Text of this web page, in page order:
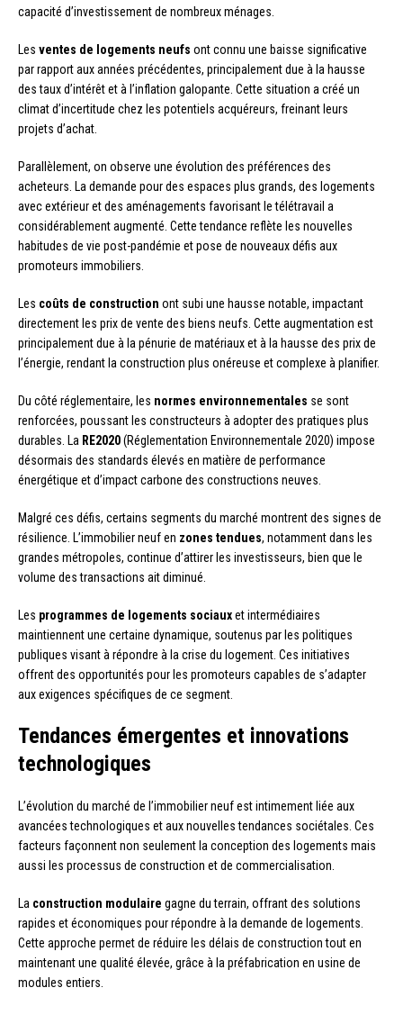
capacité d’investissement de nombreux ménages.
Les ventes de logements neufs ont connu une baisse significative
par rapport aux années précédentes, principalement due à la hausse
des taux d’intérêt et à l’inflation galopante. Cette situation a créé un
climat d’incertitude chez les potentiels acquéreurs, freinant leurs
projets d’achat.
Parallèlement, on observe une évolution des préférences des
acheteurs. La demande pour des espaces plus grands, des logements
avec extérieur et des aménagements favorisant le télétravail a
considérablement augmenté. Cette tendance reflète les nouvelles
habitudes de vie post-pandémie et pose de nouveaux défis aux
promoteurs immobiliers.
Les coûts de construction ont subi une hausse notable, impactant
directement les prix de vente des biens neufs. Cette augmentation est
principalement due à la pénurie de matériaux et à la hausse des prix de
l’énergie, rendant la construction plus onéreuse et complexe à planifier.
Du côté réglementaire, les normes environnementales se sont
renforcées, poussant les constructeurs à adopter des pratiques plus
durables. La RE2020(Réglementation Environnementale 2020) impose
désormais des standards élevés en matière de performance
énergétique et d’impact carbone des constructions neuves.
Malgré ces défis, certains segments du marché montrent des signes de
résilience. L’immobilier neuf en zones tendues, notamment dans les
grandes métropoles, continue d’attirer les investisseurs, bien que le
volume des transactions ait diminué.
Les programmes de logements sociauxet intermédiaires
maintiennent une certaine dynamique, soutenus par les politiques
publiques visant à répondre à la crise du logement. Ces initiatives
offrent des opportunités pour les promoteurs capables de s’adapter
aux exigences spécifiques de ce segment.
Tendances émergentes et innovations
technologiques
L’évolution du marché de l’immobilier neuf est intimement liée aux
avancées technologiques et aux nouvelles tendances sociétales. Ces
facteurs façonnent non seulement la conception des logements mais
aussi les processus de construction et de commercialisation.
La construction modulaire gagne du terrain, offrant des solutions
rapides et économiques pour répondre à la demande de logements.
Cette approche permet de réduire les délais de construction tout en
maintenant une qualité élevée, grâce à la préfabrication en usine de
modules entiers.